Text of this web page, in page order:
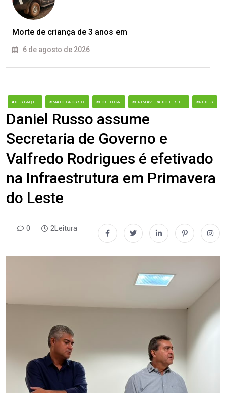
Morte de criança de 3 anos em
6 de agosto de 2026
#DESTAQUE #MATO GROSSO #POLÍTICA #PRIMAVERA DO LESTE #REDES
Daniel Russo assume
Secretaria de Governo e
Valfredo Rodrigues é efetivado
na Infraestrutura em Primavera
do Leste
0 2Leitura